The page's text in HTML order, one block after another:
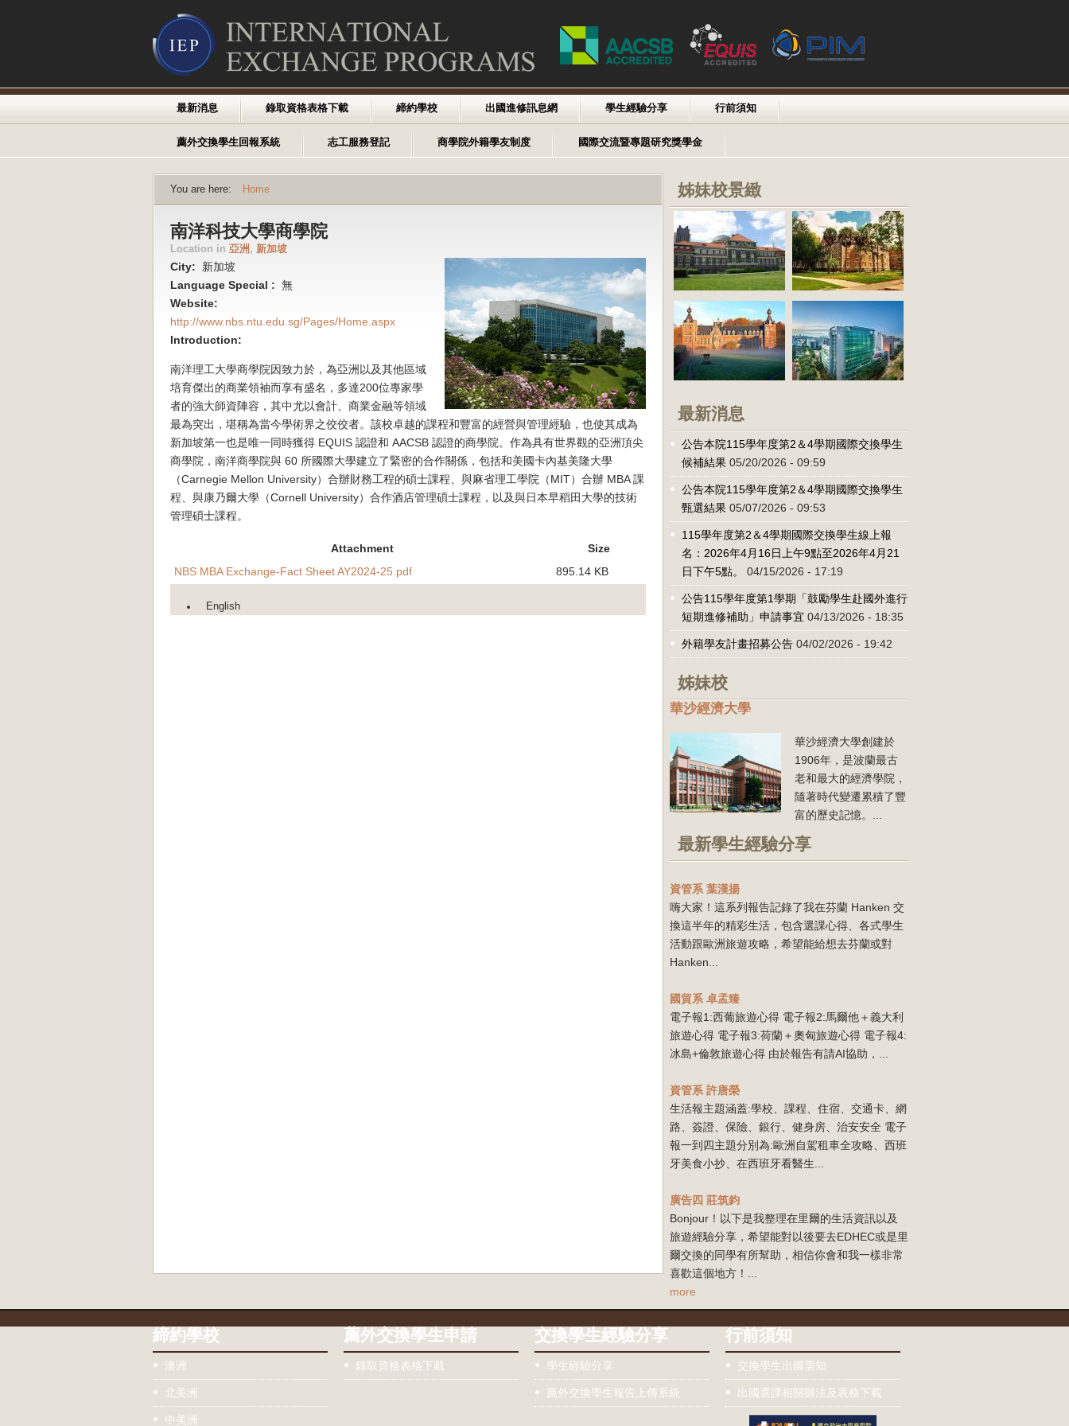
最新消息 錄取資格表格下載 締約學校 出國進修訊息網 學生經驗分享 行前須知
薦外交換學生回報系統 志工服務登記 商學院外籍學友制度 國際交流暨專題研究獎學金
You are here: Home
南洋科技大學商學院
Location in 亞洲 , 新加坡
City:
新加坡
Language Special : 無
Website:
http://www.nbs.ntu.edu.sg/Pages/Home.aspx
Introduction:
南洋理工大學商學院因致力於，為亞洲以及其他區域
培育傑出的商業領袖而享有盛名，多達200位專家學
者的強大師資陣容，其中尤以會計、商業金融等領域
最為突出，堪稱為當今學術界之佼佼者。該校卓越的課程和豐富的經營與管理經驗，也使其成為
新加坡第一也是唯一同時獲得 EQUIS 認證和 AACSB 認證的商學院。作為具有世界觀的亞洲頂尖
商學院，南洋商學院與 60 所國際大學建立了緊密的合作關係，包括和美國卡內基美隆大學
（Carnegie Mellon University）合辦財務工程的碩士課程、與麻省理工學院（MIT）合辦 MBA 課
程、與康乃爾大學（Cornell University）合作酒店管理碩士課程，以及與日本早稻田大學的技術
管理碩士課程。
Attachment
Size
NBS MBA Exchange-Fact Sheet AY2024-25.pdf
895.14 KB
English
姊妹校景緻
最新消息
公告本院115學年度第2＆4學期國際交換學生
候補結果 05/20/2026 - 09:59
公告本院115學年度第2＆4學期國際交換學生
甄選結果 05/07/2026 - 09:53
115學年度第2＆4學期國際交換學生線上報
名：2026年4月16日上午9點至2026年4月21
日下午5點。
04/15/2026 - 17:19
公告115學年度第1學期「鼓勵學生赴國外進行
短期進修補助」申請事宜 04/13/2026 - 18:35
外籍學友計畫招募公告 04/02/2026 - 19:42
姊妹校
華沙經濟大學
華沙經濟大學創建於
1906年，是波蘭最古
老和最大的經濟學院，
隨著時代變遷累積了豐
富的歷史記憶。...
最新學生經驗分享
資管系 葉漢揚
嗨大家！這系列報告記錄了我在芬蘭 Hanken 交
換這半年的精彩生活，包含選課心得、各式學生
活動跟歐洲旅遊攻略，希望能給想去芬蘭或對
Hanken...
國貿系 卓孟臻
電子報1:西葡旅遊心得 電子報2:馬爾他＋義大利
旅遊心得 電子報3:荷蘭＋奧匈旅遊心得 電子報4:
冰島+倫敦旅遊心得 由於報告有請AI協助，...
資管系 許唐榮
生活報主題涵蓋:學校、課程、住宿、交通卡、網
路、簽證、保險、銀行、健身房、治安安全 電子
報一到四主題分別為:歐洲自駕租車全攻略、西班
牙美食小抄、在西班牙看醫生...
廣告四 莊筑鈞
Bonjour！以下是我整理在里爾的生活資訊以及
旅遊經驗分享，希望能對以後要去EDHEC或是里
爾交換的同學有所幫助，相信你會和我一樣非常
喜歡這個地方！...
more
締約學校
澳洲
北美洲
中美洲
薦外交換學生申請
錄取資格表格下載
交換學生經驗分享
學生經驗分享
薦外交換學生報告上傳系統
行前須知
交換學生出國需知
出國選課相關辦法及表格下載